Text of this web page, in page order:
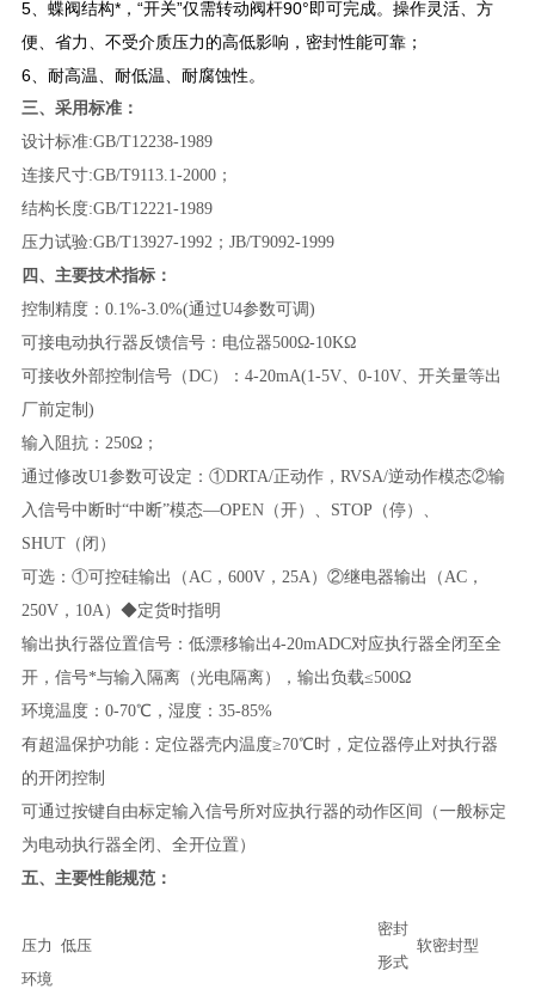
5、蝶阀结构*，“开关”仅需转动阀杆90°即可完成。操作灵活、方
便、省力、不受介质压力的高低影响，密封性能可靠；
6、耐高温、耐低温、耐腐蚀性。
三、采用标准：
设计标准:GB/T12238-1989
连接尺寸:GB/T9113.1-2000；
结构长度:GB/T12221-1989
压力试验:GB/T13927-1992；JB/T9092-1999
四、主要技术指标：
控制精度：0.1%-3.0%(通过U4参数可调)
可接电动执行器反馈信号：电位器500Ω-10KΩ
可接收外部控制信号（DC）：4-20mA(1-5V、0-10V、开关量等出
厂前定制)
输入阻抗：250Ω；
通过修改U1参数可设定：①DRTA/正动作，RVSA/逆动作模态②输
入信号中断时“中断”模态—OPEN（开）、STOP（停）、
SHUT（闭）
可选：①可控硅输出（AC，600V，25A）②继电器输出（AC，
250V，10A）◆定货时指明
输出执行器位置信号：低漂移输出4-20mADC对应执行器全闭至全
开，信号*与输入隔离（光电隔离），输出负载≤500Ω
环境温度：0-70℃，湿度：35-85%
有超温保护功能：定位器壳内温度≥70℃时，定位器停止对执行器
的开闭控制
可通过按键自由标定输入信号所对应执行器的动作区间（一般标定
为电动执行器全闭、全开位置）
五、 主要性能规范：
压力
环境
低压
密封
形式
软密封型